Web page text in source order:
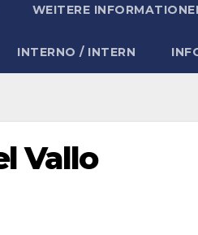
WEITERE
INTERNO / INTERN
Vallo